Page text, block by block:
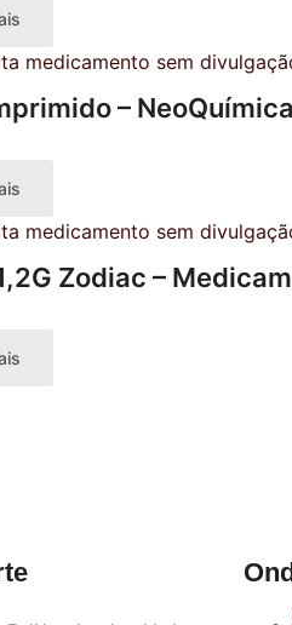
– NeoQuímica
Zodiac –